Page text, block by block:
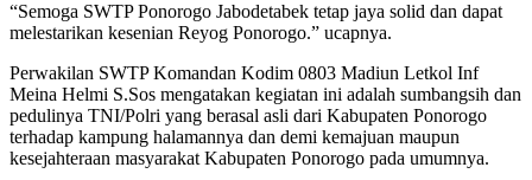
“Semoga SWTP Ponorogo Jabodetabek tetap jaya solid dan dapat
melestarikan kesenian Reyog Ponorogo.” ucapnya.
Perwakilan SWTP Komandan Kodim 0803 Madiun Letkol Inf
Meina Helmi S.Sos mengatakan kegiatan ini adalah sumbangsih dan
pedulinya TNI/Polri yang berasal asli dari Kabupaten Ponorogo
terhadap kampung halamannya dan demi kemajuan maupun
kesejahteraan masyarakat Kabupaten Ponorogo pada umumnya.